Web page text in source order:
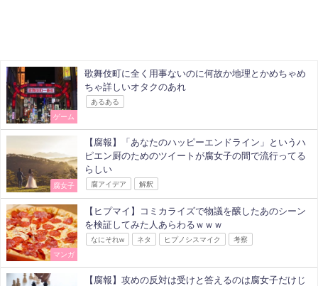
ゲーム
歌舞伎町に全く用事ないのに何故か地理とかめちゃめ
ちゃ詳しいオタクのあれ
あるある
腐女子
【腐報】「あなたのハッピーエンドライン」というハ
ピエン厨のためのツイートが腐女子の間で流行ってる
らしい
腐アイデア 解釈
マンガ
【ヒプマイ】コミカライズで物議を醸したあのシーン
を検証してみた人あらわるｗｗｗ
なにそれw ネタ ヒプノシスマイク 考察
【腐報】攻めの反対は受けと答えるのは腐女子だけじ